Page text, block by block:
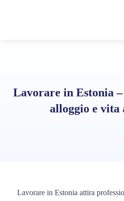
Lavorare in Estonia
alloggio e vita
Lavorare in Estonia attira